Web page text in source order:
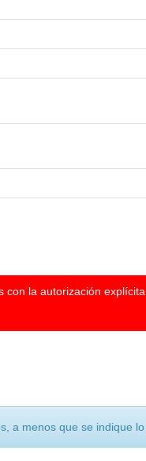
la autorización
a menos que se indique lo